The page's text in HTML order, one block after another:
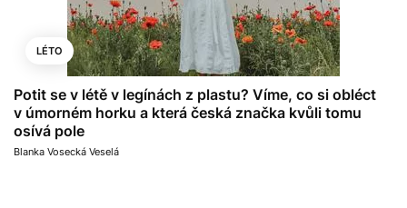
LÉTO
Potit se v létě v legínách z plastu? Víme, co si obléct
v úmorném horku a která česká značka kvůli tomu
osívá pole
Blanka Vosecká Veselá